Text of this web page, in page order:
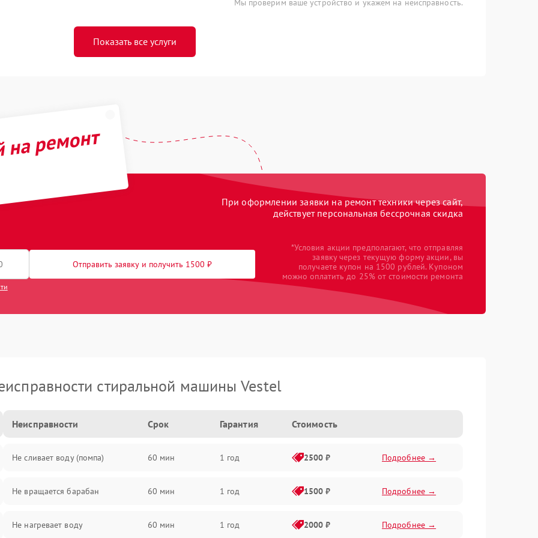
Мы проверим ваше устройство и укажем на неисправность.
Показать все услуги
ремонт
При оформлении заявки на ремонт техники через сайт,
действует персональная бессрочная скидка
Отправить заявку и получить 1500 ₽
*Условия акции предполагают, что отправляя
заявку через текущую форму акции, вы
получаете купон на 1500 рублей. Купоном
можно оплатить до 25% от стоимости ремонта
стиральной машины Vestel
Неисправности Срок Гарантия Стоимость
Не сливает воду (помпа) 60 мин 1 год 2500 ₽ Подробнее →
Не вращается барабан 60 мин 1 год 1500 ₽ Подробнее →
Не нагревает воду 60 мин 1 год 2000 ₽ Подробнее →